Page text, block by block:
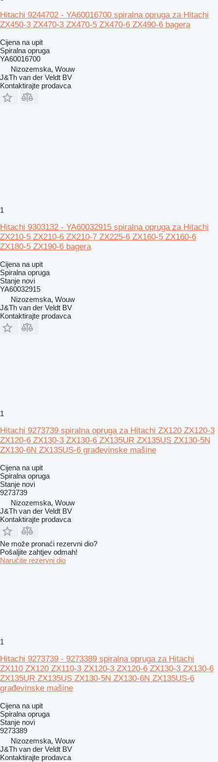
Hitachi 9244702 - YA60016700 spiralna opruga za Hitachi
ZX450-3 ZX470-3 ZX470-5 ZX470-6 ZX490-6 bagera
Cijena na upit
Spiralna opruga
YA60016700
Nizozemska, Wouw
J&Th van der Veldt BV
Kontaktirajte prodavca
1
Hitachi 9303132 - YA60032915 spiralna opruga za Hitachi
ZX210-5 ZX210-6 ZX210-7 ZX225-6 ZX160-5 ZX160-6
ZX180-5 ZX190-6 bagera
Cijena na upit
Spiralna opruga
Stanje novi
YA60032915
Nizozemska, Wouw
J&Th van der Veldt BV
Kontaktirajte prodavca
1
Hitachi 9273739 spiralna opruga za Hitachi ZX120 ZX120-3
ZX120-6 ZX130-3 ZX130-6 ZX135UR ZX135US ZX130-5N
ZX130-6N ZX135US-6 građevinske mašine
Cijena na upit
Spiralna opruga
Stanje novi
9273739
Nizozemska, Wouw
J&Th van der Veldt BV
Kontaktirajte prodavca
Ne može pronaći rezervni dio?
Pošaljite zahtjev odmah!
Naručite rezervni dio
1
Hitachi 9273739 - 9273389 spiralna opruga za Hitachi
ZX110 ZX120 ZX110-3 ZX120-3 ZX120-6 ZX130-3 ZX130-6
ZX135UR ZX135US ZX130-5N ZX130-6N ZX135US-6
građevinske mašine
Cijena na upit
Spiralna opruga
Stanje novi
9273389
Nizozemska, Wouw
J&Th van der Veldt BV
Kontaktirajte prodavca